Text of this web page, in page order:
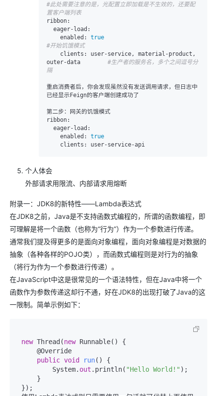
#此处需要注意的是，光配置立即加载是不生效的，还要配
置客户端列表
ribbon:
eager-load:
enabled:
true
#开始饥饿模式
clients:
user-service, material-product,
outer-data #生产者的服务名，多个之间逗号分
隔
重启消费者后，你会发现虽然没有发送调用请求，但日志中
已经显示Feign的客户端创建成功了
ribbon:
eager-load:
enabled:
true
clients:
个人体会
外部请求用限流、内部请求用熔断
附录一：JDK8的新特性——Lambda表达式
在JDK8之前，Java是不支持函数式编程的，所谓的函数编程，即
可理解是将一个函数（也称为“行为”）作为一个参数进行传递。
通常我们提及得更多的是面向对象编程，面向对象编程是对数据的
抽象（各种各样的POJO类），而函数式编程则是对行为的抽象
（将行为作为一个参数进行传递）。
在JavaScript中这是很常见的一个语法特性，但在Java中将一个
函数作为参数传递这却行不通，好在JDK8的出现打破了Java的这
一限制。简单示例如下：
new Thread(new Runnable() {
public void run()
{
         System.
out .println( "Hello World!" );